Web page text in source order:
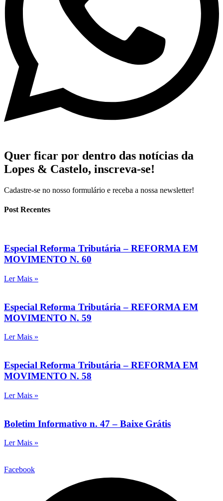
Quer ficar por dentro das notícias da
Lopes & Castelo, inscreva-se!
Cadastre-se no nosso formulário e receba a nossa newsletter!
Post Recentes
Especial Reforma Tributária – REFORMA EM
MOVIMENTO N. 60
Ler Mais »
Especial Reforma Tributária – REFORMA EM
MOVIMENTO N. 59
Ler Mais »
Especial Reforma Tributária – REFORMA EM
MOVIMENTO N. 58
Ler Mais »
Boletim Informativo n. 47 – Baixe Grátis
Ler Mais »
Facebook